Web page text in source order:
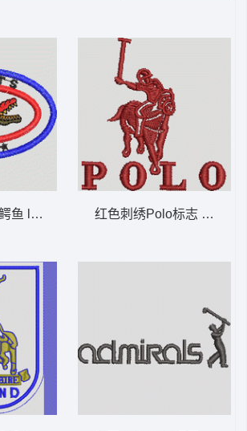
鱼 lacoste 男 红色刺绣Polo标志 保罗 骑